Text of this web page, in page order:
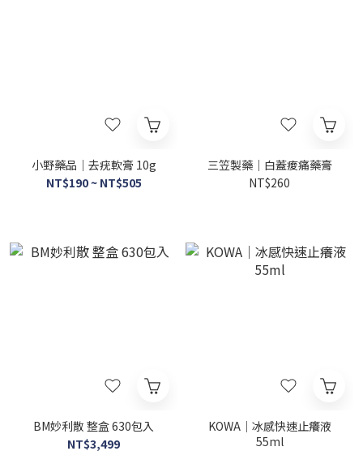
小野藥品｜去疣軟膏 10g
NT$190 ~ NT$505
三笠製藥｜白蓋痠痛藥膏
NT$260
BM妙利散 整盒 630包入
NT$3,499
KOWA｜冰感快速止癢液
55ml